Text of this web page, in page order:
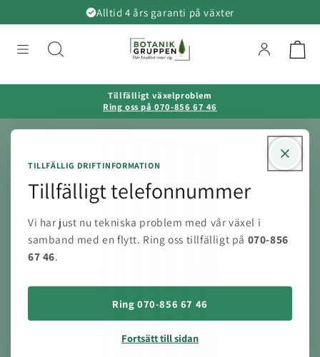
till
Alltid 4 års garanti på växter
Tillfälligt växelproblem
Ring oss på 070-856 67 46
TILLFÄLLIG DRIFTINFORMATION
Tillfälligt telefonnummer
Vi har just nu tekniska problem med vår växel i
samband med en flytt. Ring oss tillfälligt på 070-856
67 46.
Ring 070-856 67 46
Fortsätt till sidan